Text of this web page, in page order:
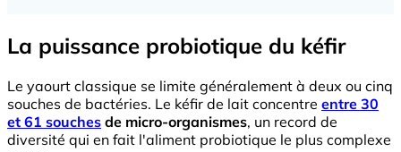
La puissance probiotique du kéfir
Le yaourt classique se limite généralement à deux ou cinq
souches de bactéries. Le kéfir de lait concentre entre 30
et 61 souches de micro-organismes, un record de
diversité qui en fait l'aliment probiotique le plus complexe